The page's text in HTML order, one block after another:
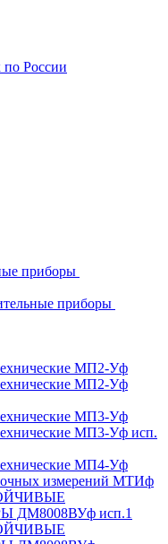
по России
приборы
приборы
МП2-Уф
МП2-Уф
МП3-Уф
МП3-Уф исп.
МП4-Уф
измерений МТИф
исп.1